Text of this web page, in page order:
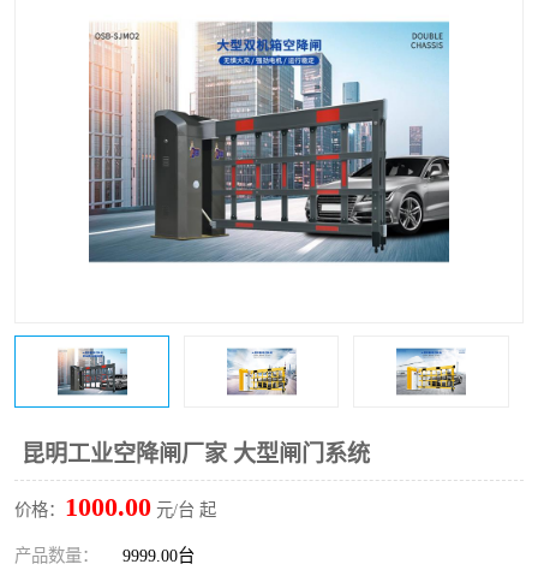
昆明工业空降闸厂家 大型闸门系统
价格： 1000.00 元/台 起
产品数量： 9999.00台
升降门系列 通道闸系列
小门系列 伸缩门